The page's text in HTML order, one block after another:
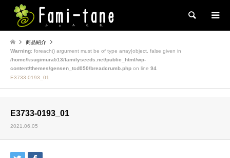
検索
商品紹介
Warning: foreach() argument must be of type array|object, false given in
/home/ksugimura513/familyseeds.net/public_html/wp-
content/themes/gensen_tcd050/breadcrumb.php on line 94
E3733-0193_01
E3733-0193_01
2021.06.05